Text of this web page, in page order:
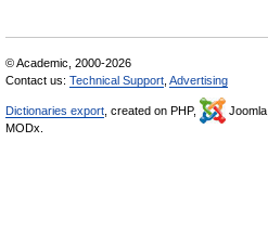
© Academic, 2000-2026
Contact us: Technical Support Advertising
Dictionaries export , created on PHP, Joomla,
MODx.